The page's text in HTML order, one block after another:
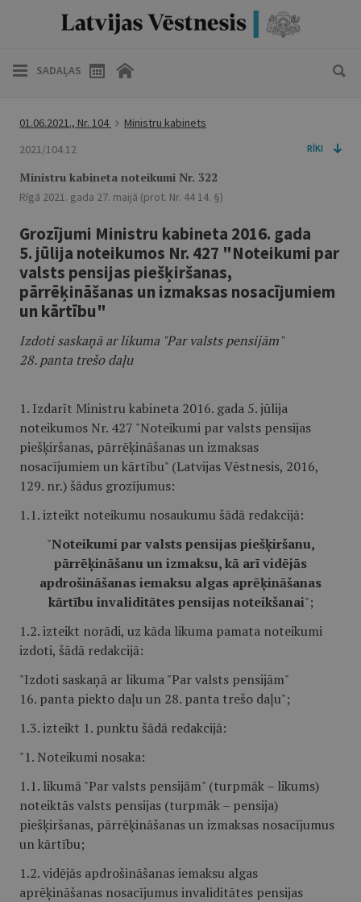
SADAĻAS
01.06.2021., Nr. 104
Ministru kabinets
2021/104.12
RĪKI
Ministru kabineta noteikumi Nr. 322
Rīgā 2021. gada 27. maijā (prot. Nr. 44 14. §)
Grozījumi Ministru kabineta 2016. gada
5. jūlija noteikumos Nr. 427 "Noteikumi par
valsts pensijas piešķiršanas,
pārrēķināšanas un izmaksas nosacījumiem
un kārtību"
Izdoti saskaņā ar likuma "Par valsts pensijām"
28. panta trešo daļu
1. Izdarīt Ministru kabineta 2016. gada 5. jūlija
noteikumos Nr. 427 "Noteikumi par valsts pensijas
piešķiršanas, pārrēķināšanas un izmaksas
nosacījumiem un kārtību" (Latvijas Vēstnesis, 2016,
129. nr.) šādus grozījumus:
1.1. izteikt noteikumu nosaukumu šādā redakcijā:
"Noteikumi par valsts pensijas piešķiršanu,
pārrēķināšanu un izmaksu, kā arī vidējās
apdrošināšanas iemaksu algas aprēķināšanas
kārtību invaliditātes pensijas noteikšanai";
1.2. izteikt norādi, uz kāda likuma pamata noteikumi
izdoti, šādā redakcijā:
"Izdoti saskaņā ar likuma "Par valsts pensijām"
16. panta piekto daļu un 28. panta trešo daļu";
1.3. izteikt 1. punktu šādā redakcijā:
"1. Noteikumi nosaka:
1.1. likumā "Par valsts pensijām" (turpmāk – likums)
noteiktās valsts pensijas (turpmāk – pensija)
piešķiršanas, pārrēķināšanas un izmaksas nosacījumus
un kārtību;
1.2. vidējās apdrošināšanas iemaksu algas
aprēķināšanas nosacījumus invaliditātes pensijas